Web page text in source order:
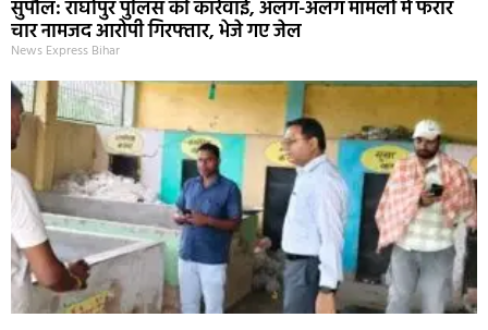
सुपौल: राघोपुर पुलिस की कार्रवाई, अलग-अलग मामलों में फरार
चार नामजद आरोपी गिरफ्तार, भेजे गए जेल
News Express Bihar